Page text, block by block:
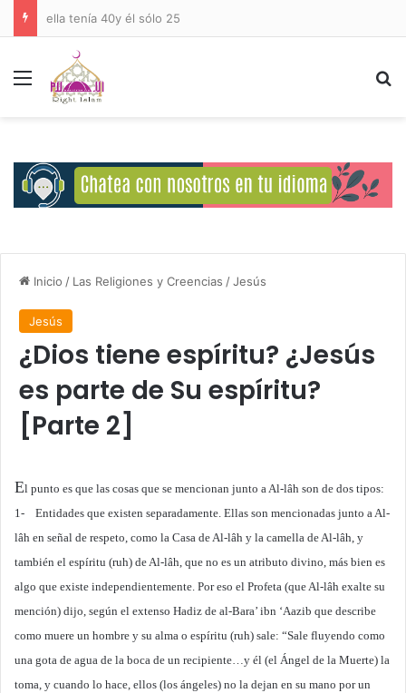
Deberes del Ser Humano Hacia Allah
Menú
Inicio / Las Religiones y Creencias /Jesús
Jesús
¿Dios tiene espíritu? ¿Jesús
es parte de Su espíritu?
[Parte 2]
El punto es que las cosas que se mencionan junto a Al-lâh son de dos tipos:
1- Entidades que existen separadamente. Ellas son mencionadas junto a Al-
lâh en señal de respeto, como la Casa de Al-lâh y la camella de Al-lâh, y
también el espíritu (ruh) de Al-lâh, que no es un atributo divino, más bien es
algo que existe independientemente. Por eso el Profeta (que Al-lâh exalte su
mención) dijo, según el extenso Hadiz de al-Bara’ ibn ‘Aazib que describe
como muere un hombre y su alma o espíritu (ruh) sale: “Sale fluyendo como
una gota de agua de la boca de un recipiente…y él (el Ángel de la Muerte) la
toma, y cuando lo hace, ellos (los ángeles) no la dejan en su mano por un